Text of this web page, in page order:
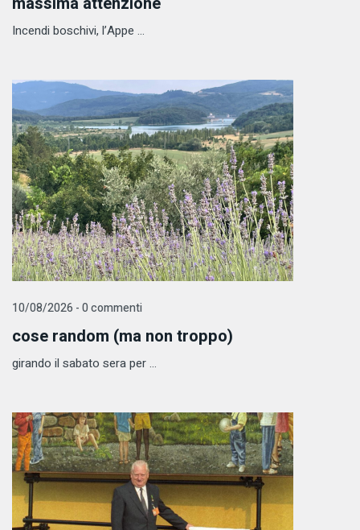
Incendi boschivi, l’Appe ...
10/08/2026 - 0 commenti
cose random (ma non troppo)
girando il sabato sera per ...